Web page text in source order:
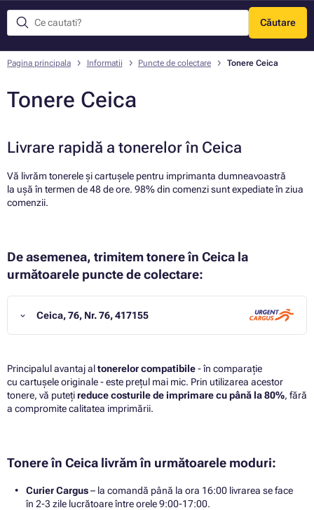
Căutare
Meniu
Pagina principala Informatii Puncte de colectare Tonere Ceica
Tonere Ceica
Livrare rapidă a tonerelor în Ceica
Vă livrăm tonerele și cartușele pentru imprimanta dumneavoastră
la ușă în termen de 48 de ore. 98% din comenzi sunt expediate în ziua
comenzii.
De asemenea, trimitem tonere în Ceica la
următoarele puncte de colectare:
Ceica, 76, Nr. 76, 417155
Principalul avantaj altonerelor compatibile- în comparație
cu cartușele originale - este prețul mai mic. Prin utilizarea acestor
tonere, vă putețireduce costurile de imprimare cu până la 80%, fără
a compromite calitatea imprimării.
Tonere în Ceica livrăm în următoarele moduri:
Curier Cargus– la comandă până la ora 16:00 livrarea se face
în 2-3 zile lucrătoare între orele 9:00-17:00.